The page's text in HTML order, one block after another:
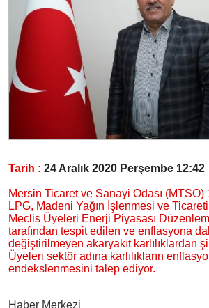
Tarih : 24 Aralık 2020 Perşembe 12:42
Mersin Ticaret ve Sanayi Odası (MTSO)
LPG, Madeni Yağın İşlenmesi ve
Meclis Üyeleri Enerji Piyasası
tarafından tespit edilen ve enflasyona
değiştirilmeyen akaryakıt karlılıklardan
Üyeleri sektör adına karlılıkların
endekslenmesini talep ediyor.
Haber Merkezi